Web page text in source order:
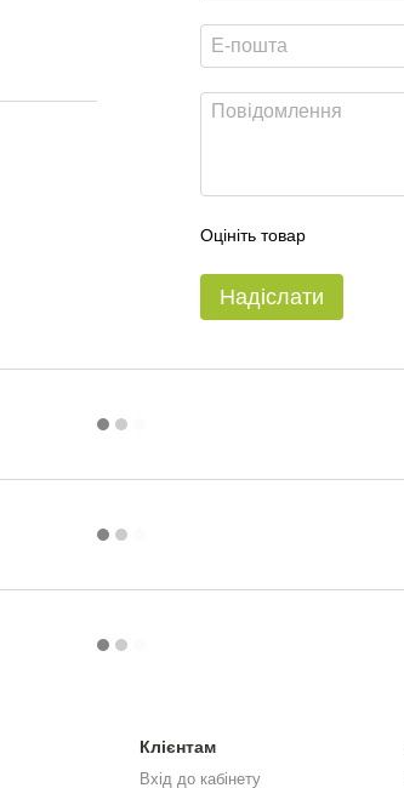
Оцініть товар
Надіслати
Клієнтам
Вхід до кабінету